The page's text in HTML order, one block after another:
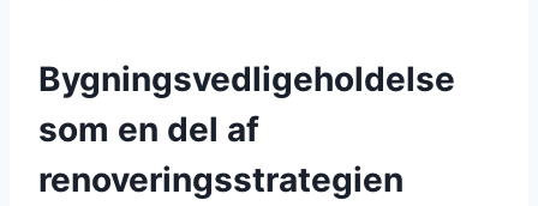
Bygningsvedligeholdelse
som en del af
renoveringsstrategien